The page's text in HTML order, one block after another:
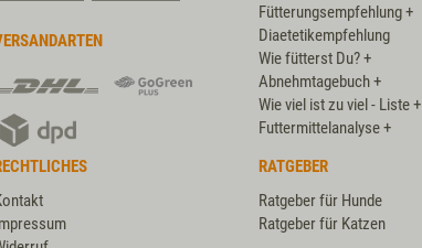
DHL
GoGreen
Fütterungsempfehlung +
Diaetetikempfehlung
Wie fütterst Du? +
Abnehmtagebuch +
Wie viel ist zu viel - Liste +
Futtermittelanalyse +
RATGEBER
Ratgeber für Hunde
Ratgeber für Katzen